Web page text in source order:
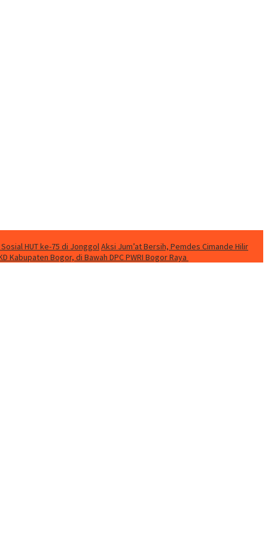
HUT ke-75 di JonggolAksi Jum’at Bersih, Pemdes Cimande Hilir
Kabupaten Bogor, di Bawah DPC PWRI Bogor Raya